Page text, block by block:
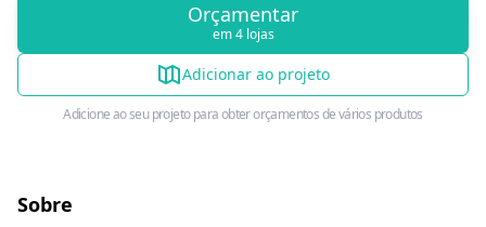
Orçamentar
em 4 lojas
Adicionar ao projeto
Adicione ao seu projeto para obter orçamentos de vários produtos
Sobre